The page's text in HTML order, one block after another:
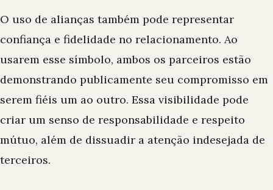
O uso de alianças também pode representar
confiança e fidelidade no relacionamento. Ao
usarem esse símbolo, ambos os parceiros estão
demonstrando publicamente seu compromisso em
serem fiéis um ao outro. Essa visibilidade pode
criar um senso de responsabilidade e respeito
mútuo, além de dissuadir a atenção indesejada de
terceiros.